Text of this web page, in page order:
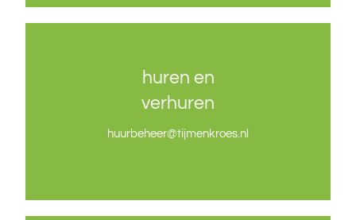
huren en
verhuren
huurbeheer@tijmenkroes.nl
huren en
verhuren
huurbeheer@tijmenkroes.nl